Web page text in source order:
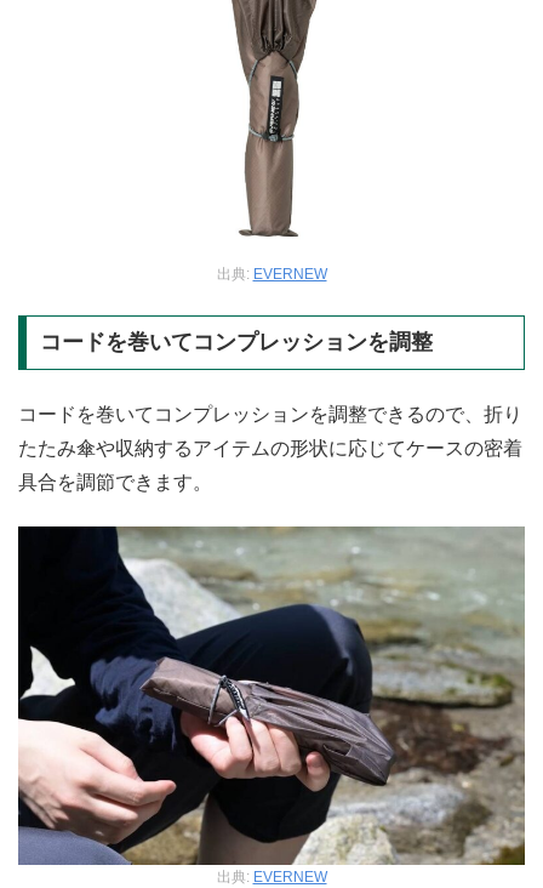
出典: EVERNEW
コードを巻いてコンプレッションを調整
コードを巻いてコンプレッションを調整できるので、折り
たたみ傘や収納するアイテムの形状に応じてケースの密着
具合を調節できます。
出典: EVERNEW